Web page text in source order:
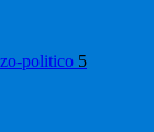
politico 5